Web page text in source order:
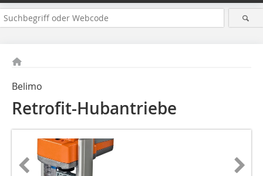
Belimo
Retrofit-Hubantriebe